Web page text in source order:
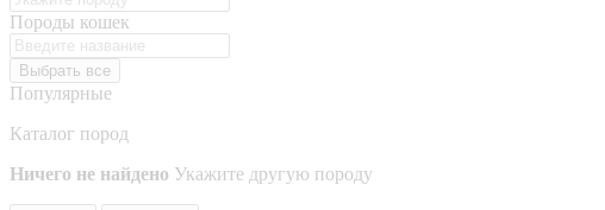
Породы кошек
Выбрать все
Популярные
Каталог пород
Ничего не найдено Укажите другую породу